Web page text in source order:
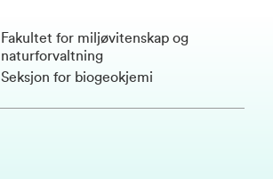
Fakultet for miljøvitenskap og
naturforvaltning
Seksjon for biogeokjemi